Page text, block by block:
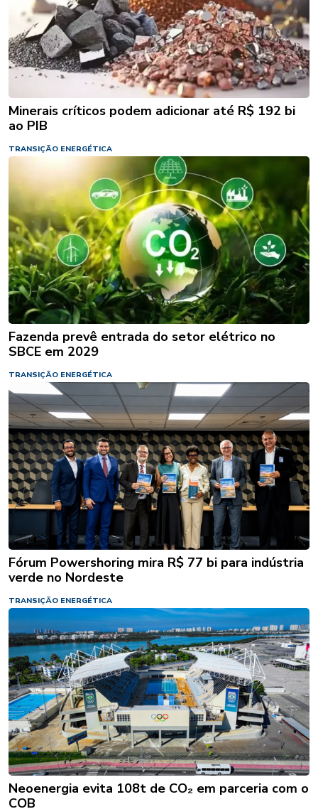
Minerais críticos podem adicionar até R$ 192 bi
ao PIB
TRANSIÇÃO ENERGÉTICA
Fazenda prevê entrada do setor elétrico no
SBCE em 2029
TRANSIÇÃO ENERGÉTICA
Fórum Powershoring mira R$ 77 bi para indústria
verde no Nordeste
TRANSIÇÃO ENERGÉTICA
Neoenergia evita 108t de CO₂ em parceria com o
COB